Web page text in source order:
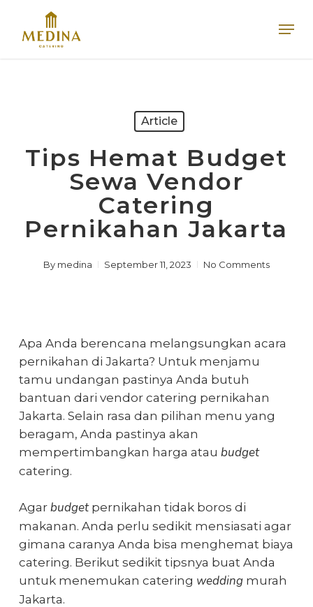
main
Article
Tips Hemat Budget
Sewa Vendor
Catering
Pernikahan Jakarta
By medina September 11, 2023 No Comments
Apa Anda berencana melangsungkan acara
pernikahan di Jakarta? Untuk menjamu
tamu undangan pastinya Anda butuh
bantuan dari vendor catering pernikahan
Jakarta. Selain rasa dan pilihan menu yang
beragam, Anda pastinya akan
mempertimbangkan harga atau budget
catering.
Agar budget pernikahan tidak boros di
makanan. Anda perlu sedikit mensiasati agar
gimana caranya Anda bisa menghemat biaya
catering. Berikut sedikit tipsnya buat Anda
untuk menemukan catering wedding murah
Jakarta.